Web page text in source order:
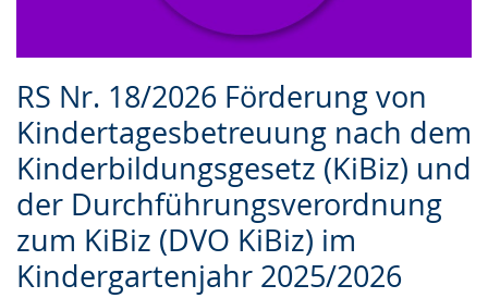
RS Nr. 18/2026 Förderung von
Kindertagesbetreuung nach dem
Kinderbildungsgesetz (KiBiz) und
der Durchführungsverordnung
zum KiBiz (DVO KiBiz) im
Kindergartenjahr 2025/2026